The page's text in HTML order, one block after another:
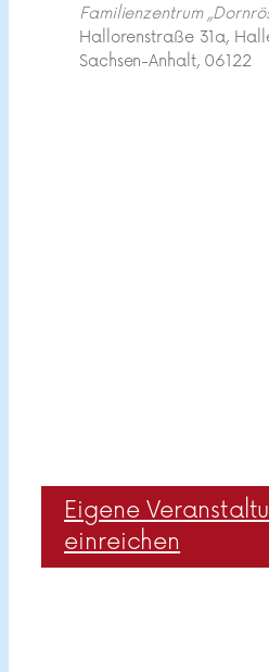
Familienzentrum
Hallorenstraße 31a,
Sachsen-Anhalt, 06122
Eigene
einreichen